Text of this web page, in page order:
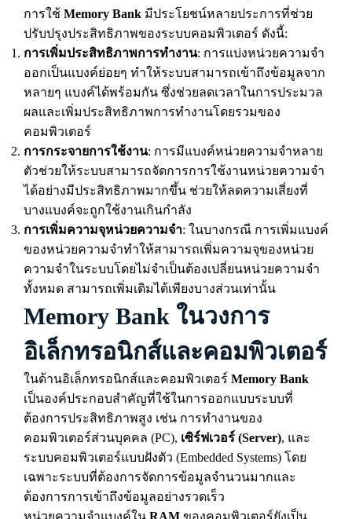
การใช้ Memory Bank มีประโยชน์หลายประการที่ช่วย
ปรับปรุงประสิทธิภาพของระบบคอมพิวเตอร์ ดังนี้:
การเพิ่มประสิทธิภาพการทำงาน: การแบ่งหน่วยความจำ
ออกเป็นแบงค์ย่อยๆ ทำให้ระบบสามารถเข้าถึงข้อมูลจาก
หลายๆ แบงค์ได้พร้อมกัน ซึ่งช่วยลดเวลาในการประมวล
ผลและเพิ่มประสิทธิภาพการทำงานโดยรวมของ
คอมพิวเตอร์
การกระจายการใช้งาน: การมีแบงค์หน่วยความจำหลาย
ตัวช่วยให้ระบบสามารถจัดการการใช้งานหน่วยความจำ
ได้อย่างมีประสิทธิภาพมากขึ้น ช่วยให้ลดความเสี่ยงที่
บางแบงค์จะถูกใช้งานเกินกำลัง
การเพิ่มความจุหน่วยความจำ: ในบางกรณี การเพิ่มแบงค์
ของหน่วยความจำทำให้สามารถเพิ่มความจุของหน่วย
ความจำในระบบโดยไม่จำเป็นต้องเปลี่ยนหน่วยความจำ
ทั้งหมด สามารถเพิ่มเติมได้เพียงบางส่วนเท่านั้น
Memory Bank ในวงการ
อิเล็กทรอนิกส์และคอมพิวเตอร์
ในด้านอิเล็กทรอนิกส์และคอมพิวเตอร์ Memory Bank
เป็นองค์ประกอบสำคัญที่ใช้ในการออกแบบระบบที่
ต้องการประสิทธิภาพสูง เช่น การทำงานของ
คอมพิวเตอร์ส่วนบุคคล (PC), เซิร์ฟเวอร์ (Server), และ
ระบบคอมพิวเตอร์แบบฝังตัว (Embedded Systems) โดย
เฉพาะระบบที่ต้องการจัดการข้อมูลจำนวนมากและ
ต้องการการเข้าถึงข้อมูลอย่างรวดเร็ว
หน่วยความจำแบงค์ใน RAM ของคอมพิวเตอร์ยังเป็น